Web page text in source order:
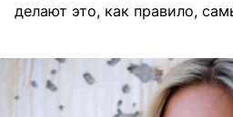
делают это, как правило,